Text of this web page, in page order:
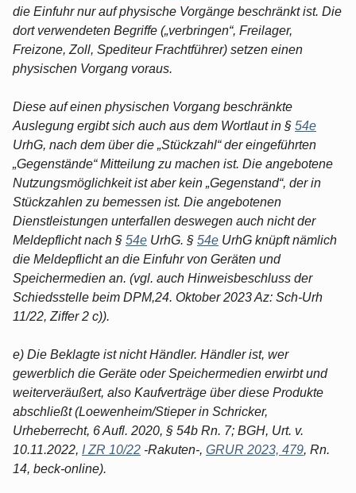
die Einfuhr nur auf physische Vorgänge beschränkt ist. Die
dort verwendeten Begriffe („verbringen“, Freilager,
Freizone, Zoll, Spediteur Frachtführer) setzen einen
physischen Vorgang voraus.
Diese auf einen physischen Vorgang beschränkte
Auslegung ergibt sich auch aus dem Wortlaut in § 54e
UrhG, nach dem über die „Stückzahl“ der eingeführten
„Gegenstände“ Mitteilung zu machen ist. Die angebotene
Nutzungsmöglichkeit ist aber kein „Gegenstand“, der in
Stückzahlen zu bemessen ist. Die angebotenen
Dienstleistungen unterfallen deswegen auch nicht der
Meldepflicht nach § 54e UrhG. § 54e UrhG knüpft nämlich
die Meldepflicht an die Einfuhr von Geräten und
Speichermedien an. (vgl. auch Hinweisbeschluss der
Schiedsstelle beim DPM,24. Oktober 2023 Az: Sch-Urh
11/22, Ziffer 2 c)).
e) Die Beklagte ist nicht Händler. Händler ist, wer
gewerblich die Geräte oder Speichermedien erwirbt und
weiterveräußert, also Kaufverträge über diese Produkte
abschließt (Loewenheim/Stieper in Schricker,
Urheberrecht, 6 Aufl. 2020, § 54b Rn. 7; BGH, Urt. v.
10.11.2022, I ZR 10/22 -Rakuten-, GRUR 2023, 479, Rn.
14, beck-online).